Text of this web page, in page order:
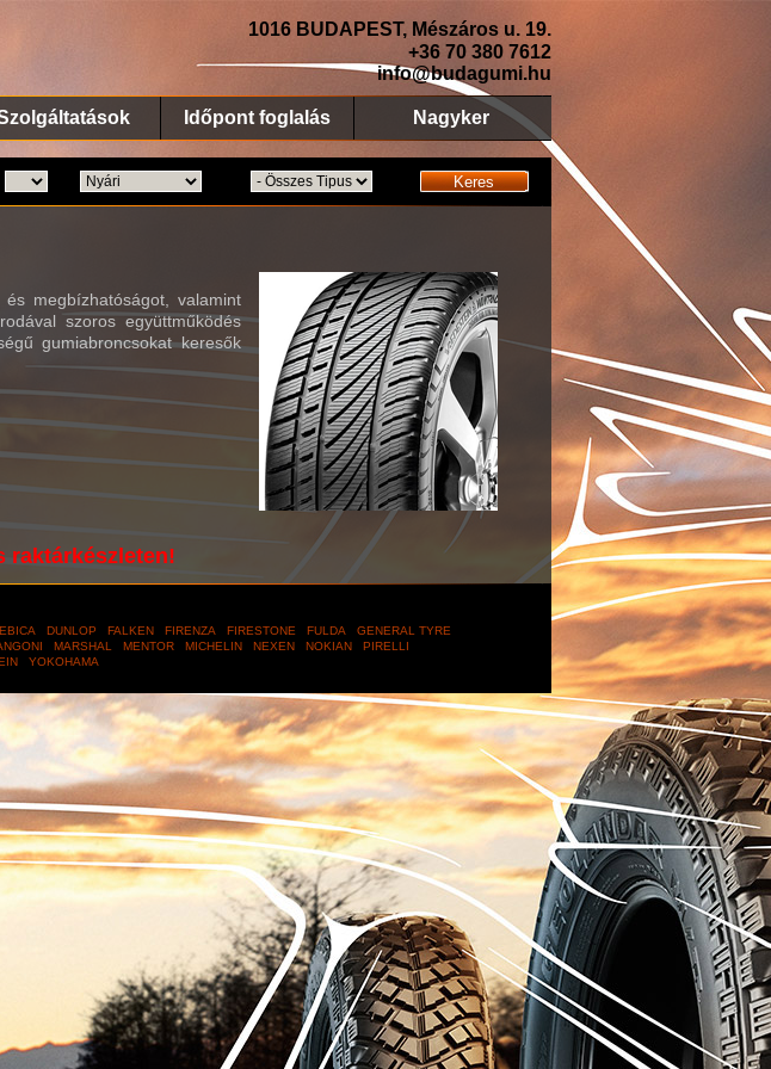
1016 BUDAPEST, Mészáros u. 19.
+36 70 380 7612
info@budagumi.hu
Időpont foglalás Nagyker
Keres
megbízhatóságot, valamint
szoros együttműködés
gumiabroncsokat keresők
raktárkészleten!
DUNLOP FALKEN FIRENZA FIRESTONE FULDA
GENERAL TYRE
MARSHAL MENTOR MICHELIN NEXEN NOKIAN
PIRELLI
YOKOHAMA